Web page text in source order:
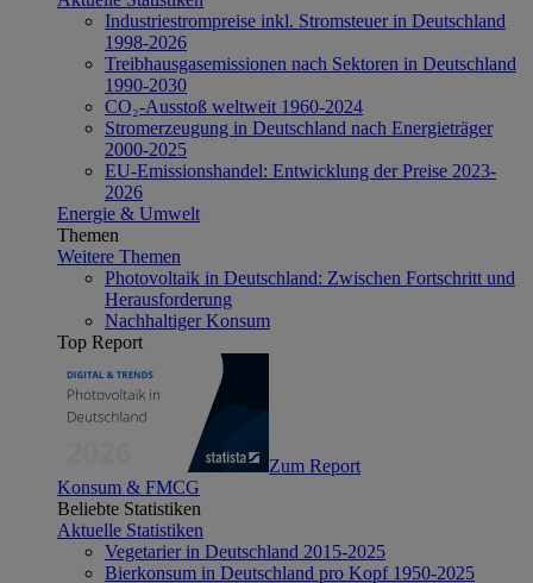
Industriestrompreise inkl. Stromsteuer in Deutschland
1998-2026
Treibhausgasemissionen nach Sektoren in Deutschland
1990-2030
CO₂-Ausstoß weltweit 1960-2024
Stromerzeugung in Deutschland nach Energieträger
2000-2025
EU-Emissionshandel: Entwicklung der Preise 2023-
2026
Energie & Umwelt
Themen
Weitere Themen
Photovoltaik in Deutschland: Zwischen Fortschritt und
Herausforderung
Nachhaltiger Konsum
Top Report
Zum Report
Konsum & FMCG
Beliebte Statistiken
Aktuelle Statistiken
Vegetarier in Deutschland 2015-2025
Bierkonsum in Deutschland pro Kopf 1950-2025